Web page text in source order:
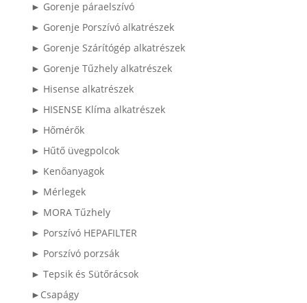
► Gorenje páraelszívó
► Gorenje Porszívó alkatrészek
► Gorenje Szárítógép alkatrészek
► Gorenje Tűzhely alkatrészek
► Hisense alkatrészek
► HISENSE Klíma alkatrészek
► Hőmérők
► Hűtő üvegpolcok
► Kenőanyagok
► Mérlegek
► MORA Tűzhely
► Porszívó HEPAFILTER
► Porszívó porzsák
► Tepsik és Sütőrácsok
►Csapágy